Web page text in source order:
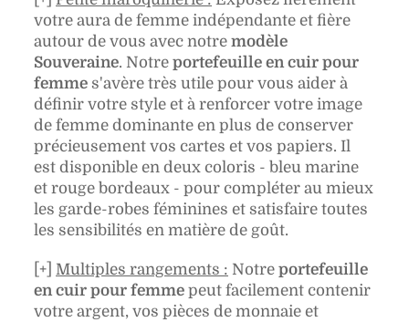
votre aura de femme indépendante et fière
autour de vous avec notre modèle
Souveraine. Notre portefeuille en cuir pour
femme s'avère très utile pour vous aider à
définir votre style et à renforcer votre image
de femme dominante en plus de conserver
précieusement vos cartes et vos papiers. Il
est disponible en deux coloris - bleu marine
et rouge bordeaux - pour compléter au mieux
les garde-robes féminines et satisfaire toutes
les sensibilités en matière de goût.
[+] Multiples rangements : Notre portefeuille
en cuir pour femme peut facilement contenir
votre argent, vos pièces de monnaie et